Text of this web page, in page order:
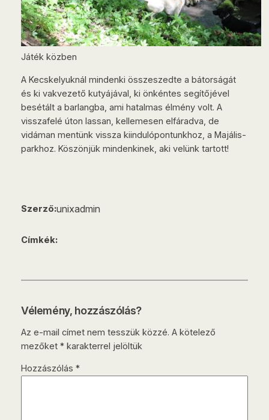
Játék közben
A Kecskelyuknál mindenki összeszedte a bátorságát
és ki vakvezető kutyájával, ki önkéntes segítőjével
besétált a barlangba, ami hatalmas élmény volt. A
visszafelé úton lassan, kellemesen elfáradva, de
vidáman mentünk vissza kiindulópontunkhoz, a Majális-
parkhoz. Köszönjük mindenkinek, aki velünk tartott!
Szerző:unixadmin
Címkék:
Vélemény, hozzászólás?
Az e-mail címet nem tesszük közzé. A kötelező
mezőket *karakterrel jelöltük
Hozzászólás *